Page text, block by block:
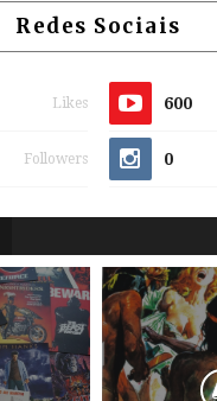
Redes Sociais
Likes 600
Followers 0